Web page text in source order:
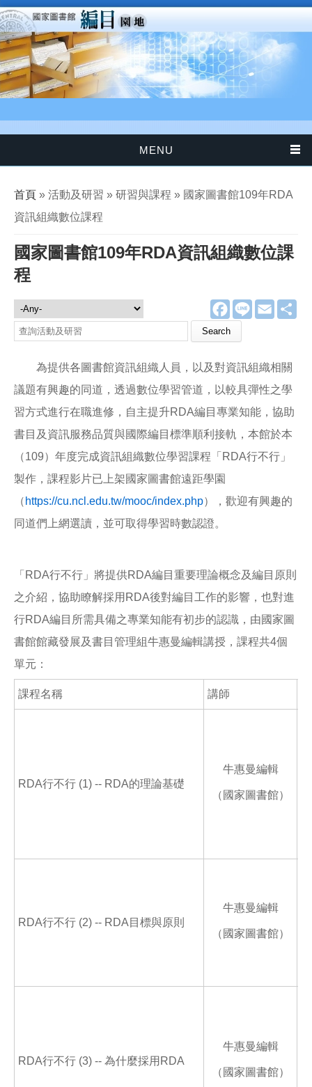
移至主內容
MENU
您在這裡
首頁 » 活動及研習 » 研習與課程 » 國家圖書館109年RDA
資訊組織數位課程
國家圖書館109年RDA資訊組織數位課
程
F
a
e
o
o
k
L
E
m
活動及研習
查詢活動及研習
為提供各圖書館資訊組織人員，以及對資訊組織相關
議題有興趣的同道，透過數位學習管道，以較具彈性之學
習方式進行在職進修，自主提升RDA編目專業知能，協助
書目及資訊服務品質與國際編目標準順利接軌，本館於本
（109）年度完成資訊組織數位學習課程「RDA行不行」
製作，課程影片已上架國家圖書館遠距學園
（ https://cu.ncl.edu.tw/mooc/index.php），歡迎有興趣的
同道們上網選讀，並可取得學習時數認證。
「RDA行不行」將提供RDA編目重要理論概念及編目原則
之介紹，協助瞭解採用RDA後對編目工作的影響，也對進
行RDA編目所需具備之專業知能有初步的認識，由國家圖
書館館藏發展及書目管理組牛惠曼編輯講授，課程共4個
單元：
課程名稱 講師
RDA行不行 (1) -- RDA的理論基礎
牛惠曼編輯
（國家圖書館）
RDA行不行 (2) -- RDA目標與原則
牛惠曼編輯
（國家圖書館）
RDA行不行 (3) -- 為什麼採用RDA
牛惠曼編輯
（國家圖書館）